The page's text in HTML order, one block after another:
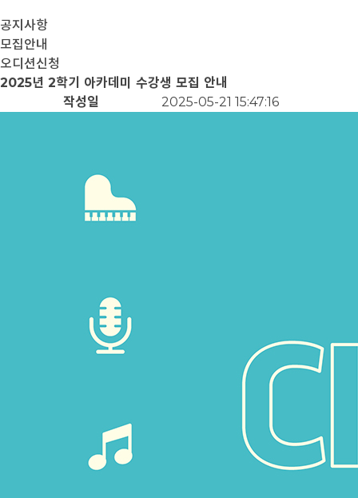
공지사항
모집안내
오디션신청
2025년 2학기 아카데미 수강생 모집 안내
작성일
2025-05-21 15:47:16